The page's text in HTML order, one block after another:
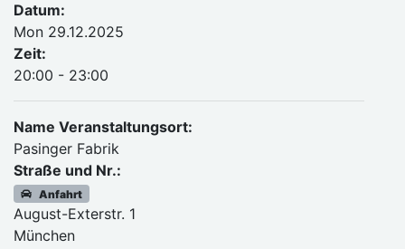
Datum:
Mon 29.12.2025
Zeit:
20:00 - 23:00
Name Veranstaltungsort:
Pasinger Fabrik
Straße und Nr.:
Anfahrt
August-Exterstr. 1
München